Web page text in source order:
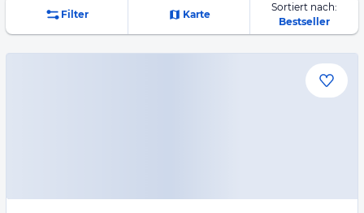
Filter Karte
Sortiert nach:
Bestseller